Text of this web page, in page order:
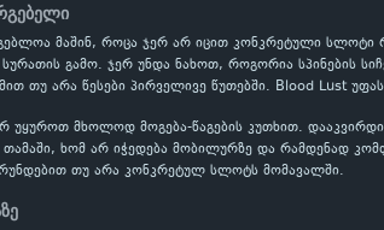
მაშინ, როცა ჯერ არ იცით კონკრეტული
გამო. ჯერ უნდა ნახოთ, როგორია სპინების
თუ არა წესები პირველივე წუთებში. Blood Lust
უყუროთ მხოლოდ მოგება-წაგების კუთხით.
ხომ არ იჭედება მობილურზე და რამდენად
თუ არა კონკრეტულ სლოტს მომავალში.